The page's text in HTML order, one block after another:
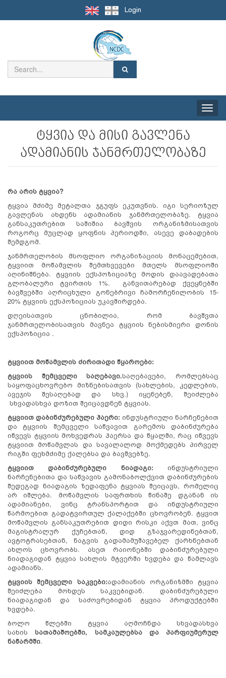
Login
Toggle
ტყვია და მისი გავლენა
ადამიანის ჯანმრთელობაზე
რა არის ტყვია?
ტყვია მძიმე მეტალთა ჯგუფს ეკუთვნის. იგი სერიოზულ
გავლენას ახდენს ადამიანის ჯანმრთელობაზე. ტყვია
განსაკუთრებით საშიშია ბავშვის ორგანიზმისათვის
როგორც მუცლად ყოფნის პერიოდში, ასევე დაბადების
შემდგომ.
ჯანმრთელობის მსოფლიო ორგანიზაციის მონაცემებით,
ტყვიით მოწამვლის შემთხვევები მთელს მსოფლიოში
აღინიშნება. ტყვიის ექსპოზიციაზე მოდის დაავადებათა
გლობალური ტვირთის 1%. განვითარებად ქვეყნებში
ბავშვებში აღრიცხული გონებრივი ჩამორჩენილობის 15-
20% ტყვიის ექსპოზიციას უკავშირდება.
დღეისათვის ცნობილია, რომ ბავშვთა
ჯანმრთელობისათვის მავნეა ტყვიის ნებისმიერი დონის
ექსპოზიცია .
ტყვიით მოწამვლის ძირითადი წყაროები:
ტყვიის შემცველისაღებავი.საღებავები, რომლებსაც
საყოფაცხოვრებო მიზნებისათვის (სახლების, კედლების,
ავეჯის შესაღებად და სხვ.) იყენებენ, შეიძლება
სხვადასხვა დოზით შეიცავდნენ ტყვიას.
ტყვიით დაბინძურებული ჰაერი: ინდუსტრიული ნარჩენებით
და ტყვიის შემცველი საწვავით გარემოს დაბინძურება
იწვევს ტყვიის მოხვედრას ჰაერსა და წყალში, რაც იწვევს
ტყვიით მოწამვლას და სავალალოდ მოქმედებს პირველ
რიგში ფეხმძიმე ქალებსა და ბავშვებზე.
ტყვიით დაბინძურებული ნიადაგი:ინდუსტრიული
ნარჩენებითა და საწვავის გამონაბოლქვით დაბინძურების
შედეგად ნიადაგის ზედაფენა ტყვიას შეიცავს, რომელიც
არ იშლება. მოწამვლის საფრთხის წინაშე დგანან ის
ადამიანები, ვინც ტრანსპორტით და ინდუსტრიული
წარმოებით გადატვირთულ ქალაქებში ცხოვრობენ. ტყვით
მოწამვლის განსაკუთრებით დიდი რისკი აქვთ მათ, ვინც
მაგისტრალურ ქუჩებთან, დიდ გზაჯვარედინებთან,
ავტოტრასებთან, ნაგვის გადამამუშავებელ ქარხნებთან
ახლოს ცხოვრობს. ასეთ რაიონებში დაბინძურებული
ნიადაგიდან ტყვია სახლის მტვერში ხვდება და წამლავს
ადამიანს.
ტყვიის შემცველი საკვები:ადამიანის ორგანიზმში ტყვია
შეიძლება მოხდეს საკვებიდან. დაბინძურებული
ნიადაგიდან და საძოვრებიდან ტყვია პროდუქტებში
ხვდება.
ბოლო წლებში ტყვია აღმოჩნდა სხვადასხვა
სახისსათამაშოებში, სამკაულებსა და პარფიუმერულ
ნაწარმში.